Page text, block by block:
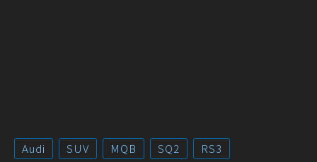
Audi SUV MQB SQ2 RS3